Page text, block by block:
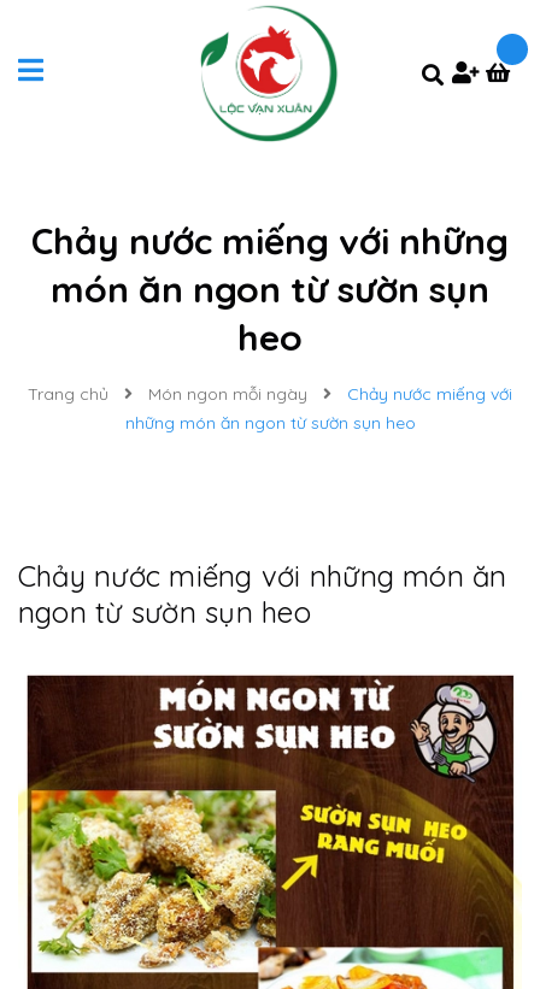
Chảy nước miếng với những
món ăn ngon từ sườn sụn
heo
Trang chủ Món ngon mỗi ngày
Chảy nước miếng với
những món ăn ngon từ sườn sụn heo
Chảy nước miếng với những món ăn
ngon từ sườn sụn heo